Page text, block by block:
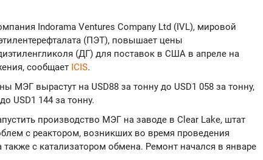
Indorama Ventures Company Ltd (IVL), мировой
(ПЭТ), повышает цены
(ДГ) для поставок в США в апреле на
сообщает ICIS.
МЭГ вырастут на USD88 за тонну до USD1 058 за тонну,
USD1 144 за тонну.
производство МЭГ на заводе в Clear Lake, штат
с реактором, возникших во время проведения
с катализатором обмена. Ремонт начался в январе